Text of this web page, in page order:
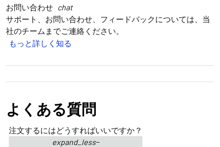
お問い合わせ chat
サポート、お問い合わせ、フィードバックについては、当
社のチームまでご連絡ください。
もっと詳しく知る
よくある質問
注文するにはどうすればいいですか？
expand_less